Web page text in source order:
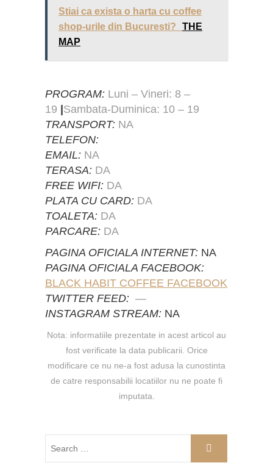
Stiai ca exista o harta cu coffee
shop-urile din Bucuresti?
THE
MAP
PROGRAM: Luni – Vineri: 8 –
19 Sambata-Duminica: 10 – 19
TRANSPORT: NA
TELEFON:
EMAIL: NA
TERASA: DA
FREE WIFI: DA
PLATA CU CARD: DA
TOALETA: DA
PARCARE: DA
PAGINA OFICIALA INTERNET: NA
PAGINA OFICIALA FACEBOOK:
BLACK HABIT COFFEE FACEBOOK
TWITTER FEED: —
INSTAGRAM STREAM: NA
Nota: informatiile prezentate in acest articol au
fost verificate la data publicarii. Orice
modificare ce nu ne-a fost adusa la cunostinta
de catre responsabilii locatiilor nu ne poate fi
imputata.